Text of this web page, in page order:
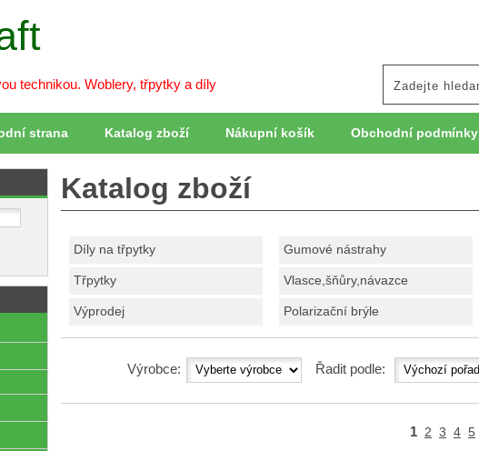
technikou. Woblery, třpytky a díly
strana Katalog zboží Nákupní košík Obchodní podmínky
Katalog zboží
Díly na třpytky Gumové nástrahy
Třpytky Vlasce,šňůry,návazce
Výprodej Polarizační brýle
Výrobce: Řadit podle:
1 2 3 4 5